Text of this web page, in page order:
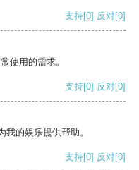
支持[0] 反对[0]
使用的需求。
支持[0] 反对[0]
的娱乐提供帮助。
支持[0] 反对[0]